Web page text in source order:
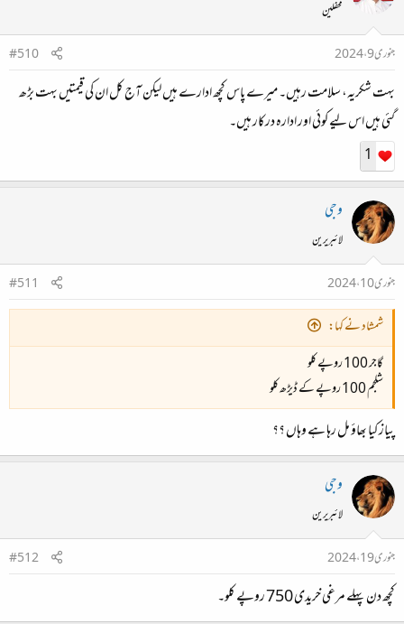
محفلین
جنوری 9، 2024
#510
بہت شکریہ، سلامت رہیں۔ میرے پاس کچھ ادارے ہیں لیکن آج کل ان کی قیمتیں بہت بڑھ
گئی ہیں اس لیے کوئی اور ادارہ درکار ہیں۔
1
وجی
لائبریرین
جنوری 10، 2024
#511
شمشاد نے کہا:
گاجر 100 روپے کلو
شلجم 100 روپے کے ڈیڑھ کلو
پیاز کیا بھاؤ مل رہا ہے وہاں ؟؟
وجی
لائبریرین
جنوری 19، 2024
#512
کچھ دن پہلے مرغی خریدی 750 روپے کلو۔